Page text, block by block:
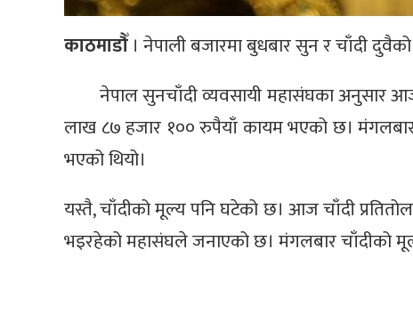
काठमाडौँ। नेपाली बजारमा बुधबार सुन र चाँदी
नेपाल सुनचाँदी व्यवसायी महासंघका अनुसार
लाख ८७ हजार १०० रुपैयाँ कायम भएको छ। मंगलबार
भएको थियो।
यस्तै, चाँदीको मूल्य पनि घटेको छ। आज चाँदी
भइरहेको महासंघले जनाएको छ। मंगलबार चाँदीको